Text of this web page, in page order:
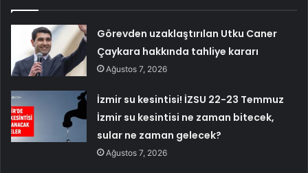
Görevden uzaklaştırılan Utku Caner
Çaykara hakkında tahliye kararı
Ağustos 7, 2026
İzmir su kesintisi! İZSU 22-23 Temmuz
İzmir su kesintisi ne zaman bitecek,
sular ne zaman gelecek?
Ağustos 7, 2026